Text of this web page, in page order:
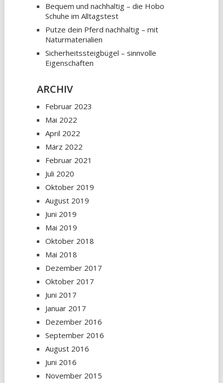
Bequem und nachhaltig – die Hobo
Schuhe im Alltagstest
Putze dein Pferd nachhaltig – mit
Naturmaterialien
Sicherheitssteigbügel – sinnvolle
Eigenschaften
ARCHIV
Februar 2023
Mai 2022
April 2022
März 2022
Februar 2021
Juli 2020
Oktober 2019
August 2019
Juni 2019
Mai 2019
Oktober 2018
Mai 2018
Dezember 2017
Oktober 2017
Juni 2017
Januar 2017
Dezember 2016
September 2016
August 2016
Juni 2016
November 2015